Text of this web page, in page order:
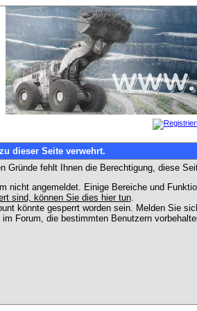
dieser Seite verwehrt.
Gründe fehlt Ihnen die Berechtigung, diese
nicht angemeldet. Einige Bereiche und
sind, können Sie dies hier tun.
könnte gesperrt worden sein. Melden Sie
im Forum, die bestimmten Benutzern